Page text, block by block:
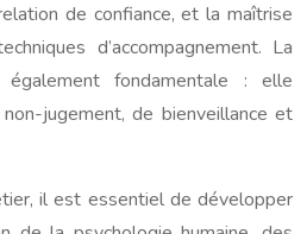
de confiance, et la maîtrise
d’accompagnement. La
fondamentale : elle
jugement, de bienveillance et
il est essentiel de développer